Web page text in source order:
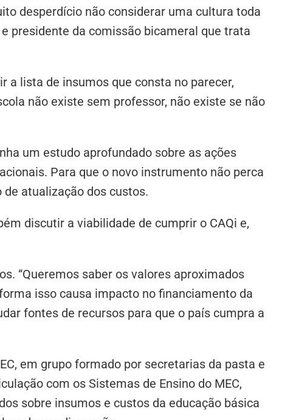
desperdício não considerar uma cultura toda
presidente da comissão bicameral que trata
a lista de insumos que consta no parecer,
não existe sem professor, não existe se não
um estudo aprofundado sobre as ações
Para que o novo instrumento não perca
atualização dos custos.
discutir a viabilidade de cumprir o CAQi e,
“Queremos saber os valores aproximados
isso causa impacto no financiamento da
fontes de recursos para que o país cumpra a
em grupo formado por secretarias da pasta e
com os Sistemas de Ensino do MEC,
sobre insumos e custos da educação básica